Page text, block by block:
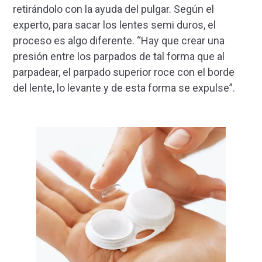
retirándolo con la ayuda del pulgar. Según el
experto, para sacar los lentes semi duros, el
proceso es algo diferente. “Hay que crear una
presión entre los parpados de tal forma que al
parpadear, el parpado superior roce con el borde
del lente, lo levante y de esta forma se expulse”.